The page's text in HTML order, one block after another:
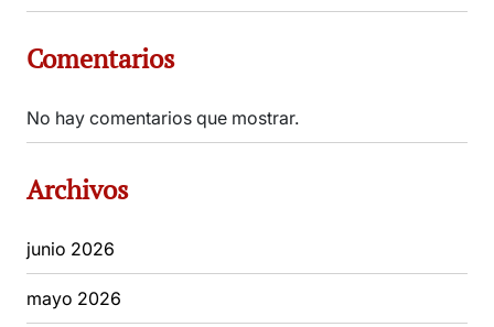
Comentarios
No hay comentarios que mostrar.
Archivos
junio 2026
mayo 2026